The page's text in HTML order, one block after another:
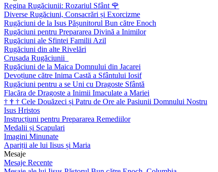
Regina Rugăciunii: Rozariul Sfânt 🌹
Diverse Rugăciuni, Consacrări și Exorcizme
Rugăciuni de la Isus Pășunitorul Bun către Enoch
Rugăciuni pentru Prepararea Divină a Inimilor
Rugăciuni ale Sfintei Familii Azil
Rugăciuni din alte Rivelări
Crusada Rugăciunii
Rugăciuni de la Maica Domnului din Jacarei
Devoțiune către Inima Castă a Sfântului Iosif
Rugăciuni pentru a se Uni cu Dragoste Sfântă
Flacăra de Dragoste a Inimii Imaculate a Mariei
† † † Cele Douăzeci și Patru de Ore ale Pasiunii Domnului Nostru
Isus Hristos
Instrucțiuni pentru Prepararea Remediilor
Medalii și Scapulari
Imagini Minunate
Apariții ale lui Iisus și Maria
Mesaje
Mesaje Recente